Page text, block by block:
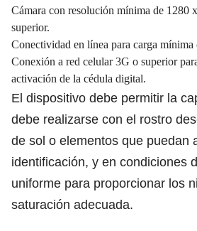
Cámara con resolución mínima de 1280
superior.
Conectividad en línea para carga
Conexión a red celular 3G o superior
activación de la cédula digital.
El dispositivo debe permitir la
debe realizarse con el rostro
de sol o elementos que puedan
identificación, y en condiciones
uniforme para proporcionar los
saturación adecuada.